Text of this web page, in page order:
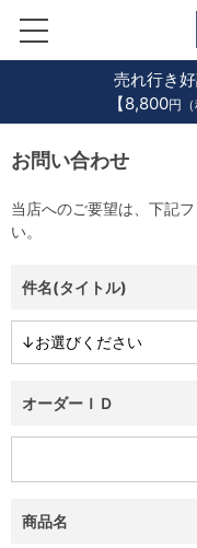
売れ行き
【8,800円（
お問い合わせ
当店へのご要望は、下記
い。
件名(タイトル)
オーダーＩＤ
商品名